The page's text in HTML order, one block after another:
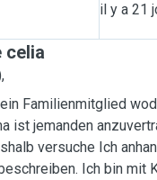
il y a 21
celia
Familienmitglied
ist jemanden
versuche Ich
Ich bin mit